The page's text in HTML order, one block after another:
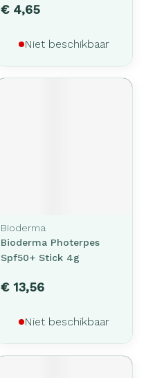
€ 4,65
Niet beschikbaar
Bioderma
Bioderma Photerpes
Spf50+ Stick 4g
€ 13,56
Niet beschikbaar